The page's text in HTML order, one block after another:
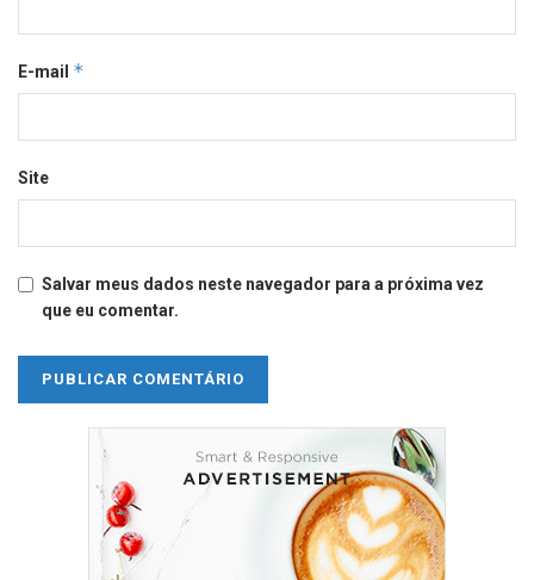
E-mail *
Site
Salvar meus dados neste navegador para a próxima vez
que eu comentar.